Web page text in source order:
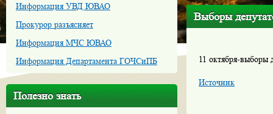
Информация УВД ЮВАО
Прокурор разъясняет
Информация МЧС ЮВАО
Информация Департамента ГОЧСиПБ
Полезно знать
Выборы
11 октября-
Источник